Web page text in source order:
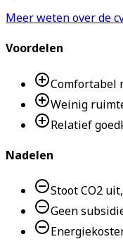
Meer weten over de
Voordelen
Comfortabel
Weinig
Relatief
Nadelen
Stoot CO2
Geen